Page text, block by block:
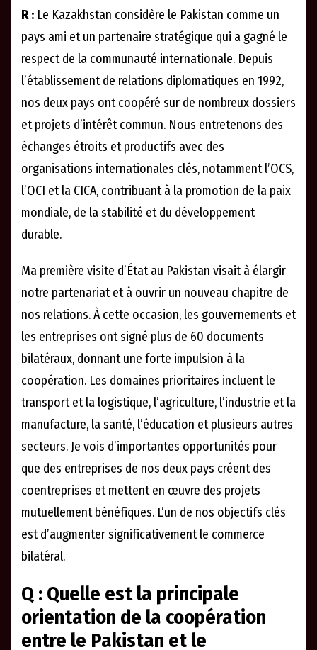
R : Le Kazakhstan considère le Pakistan comme un
pays ami et un partenaire stratégique qui a gagné le
respect de la communauté internationale. Depuis
l’établissement de relations diplomatiques en 1992,
nos deux pays ont coopéré sur de nombreux dossiers
et projets d’intérêt commun. Nous entretenons des
échanges étroits et productifs avec des
organisations internationales clés, notamment l’OCS,
l’OCI et la CICA, contribuant à la promotion de la paix
mondiale, de la stabilité et du développement
durable.
Ma première visite d’État au Pakistan visait à élargir
notre partenariat et à ouvrir un nouveau chapitre de
nos relations. À cette occasion, les gouvernements et
les entreprises ont signé plus de 60 documents
bilatéraux, donnant une forte impulsion à la
coopération. Les domaines prioritaires incluent le
transport et la logistique, l’agriculture, l’industrie et la
manufacture, la santé, l’éducation et plusieurs autres
secteurs. Je vois d’importantes opportunités pour
que des entreprises de nos deux pays créent des
coentreprises et mettent en œuvre des projets
mutuellement bénéfiques. L’un de nos objectifs clés
est d’augmenter significativement le commerce
bilatéral.
Q : Quelle est la principale
orientation de la coopération
entre le Pakistan et le